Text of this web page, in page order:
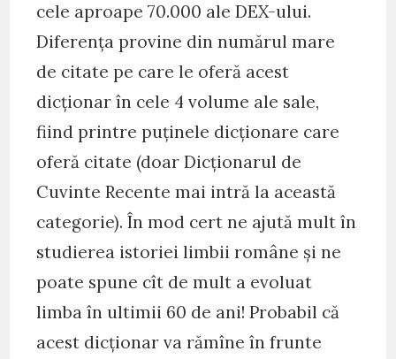
cele aproape 70.000 ale DEX-ului.
Diferența provine din numărul mare
de citate pe care le oferă acest
dicționar în cele 4 volume ale sale,
fiind printre puținele dicționare care
oferă citate (doar Dicționarul de
Cuvinte Recente mai intră la această
categorie). În mod cert ne ajută mult în
studierea istoriei limbii române și ne
poate spune cît de mult a evoluat
limba în ultimii 60 de ani! Probabil că
acest dicționar va rămîne în frunte